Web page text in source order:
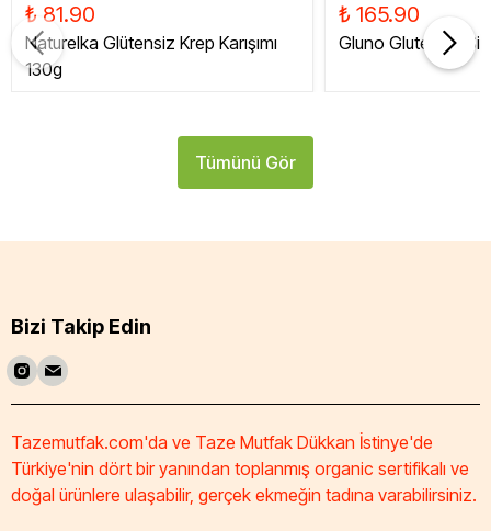
₺ 81.90
Naturelka Glütensiz Krep Karışımı
130g
₺ 165.90
Gluno Glutensiz
Tümünü Gör
Bizi Takip Edin
Tazemutfak.com'da ve Taze Mutfak Dükkan İstinye'de
Türkiye'nin dört bir yanından toplanmış organic sertifikalı ve
doğal ürünlere ulaşabilir, gerçek ekmeğin tadına varabilirsiniz.